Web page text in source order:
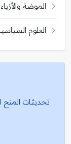
الموضة والأزياء
العلوم
تحديثات المنح